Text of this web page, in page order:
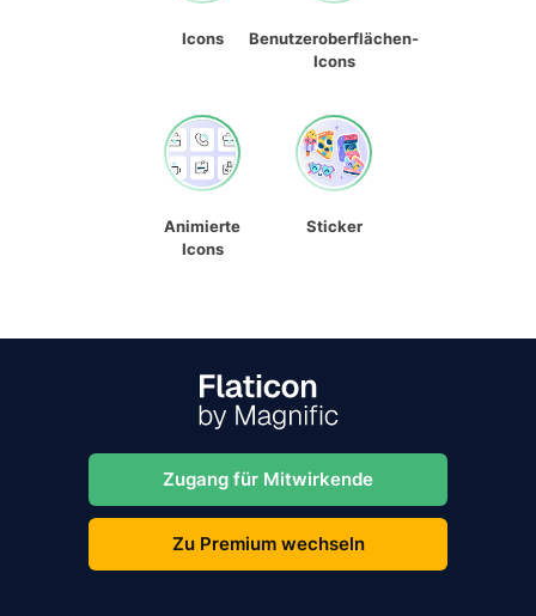
Icons
Benutzeroberflächen-
Icons
Animierte
Icons
Sticker
Zugang für Mitwirkende
Zu Premium wechseln